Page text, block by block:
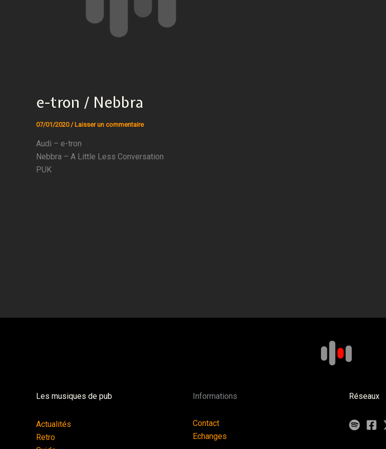
e-tron / Nebbra
07/01/2020/ Laisser un commentaire
Audi – e-tron
Nebbra – A Little Less Conversation
PUK
Les musiques de pub
Actualités
Retro
Informations
Contact
Echanges
Réseaux